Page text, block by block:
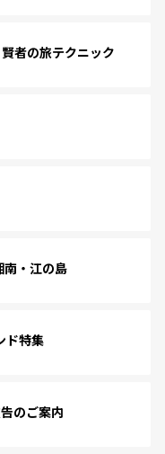
者の旅テクニック
南・江の島
ド特集
のご案内